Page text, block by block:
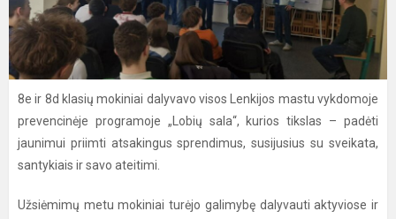
8e ir 8d klasių mokiniai dalyvavo visos Lenkijos mastu vykdomoje
prevencinėje programoje „Lobių sala“, kurios tikslas – padėti
jaunimui priimti atsakingus sprendimus, susijusius su sveikata,
santykiais ir savo ateitimi.
Užsiėmimų metu mokiniai turėjo galimybę dalyvauti aktyviose ir